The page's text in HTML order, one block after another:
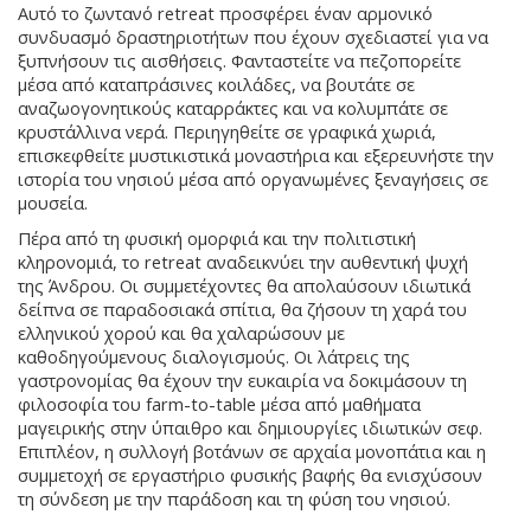
Αυτό το ζωντανό retreat προσφέρει έναν αρμονικό
συνδυασμό δραστηριοτήτων που έχουν σχεδιαστεί για να
ξυπνήσουν τις αισθήσεις. Φανταστείτε να πεζοπορείτε
μέσα από καταπράσινες κοιλάδες, να βουτάτε σε
αναζωογονητικούς καταρράκτες και να κολυμπάτε σε
κρυστάλλινα νερά. Περιηγηθείτε σε γραφικά χωριά,
επισκεφθείτε μυστικιστικά μοναστήρια και εξερευνήστε την
ιστορία του νησιού μέσα από οργανωμένες ξεναγήσεις σε
μουσεία.
Πέρα από τη φυσική ομορφιά και την πολιτιστική
κληρονομιά, το retreat αναδεικνύει την αυθεντική ψυχή
της Άνδρου. Οι συμμετέχοντες θα απολαύσουν ιδιωτικά
δείπνα σε παραδοσιακά σπίτια, θα ζήσουν τη χαρά του
ελληνικού χορού και θα χαλαρώσουν με
καθοδηγούμενους διαλογισμούς. Οι λάτρεις της
γαστρονομίας θα έχουν την ευκαιρία να δοκιμάσουν τη
φιλοσοφία του farm-to-table μέσα από μαθήματα
μαγειρικής στην ύπαιθρο και δημιουργίες ιδιωτικών σεφ.
Επιπλέον, η συλλογή βοτάνων σε αρχαία μονοπάτια και η
συμμετοχή σε εργαστήριο φυσικής βαφής θα ενισχύσουν
τη σύνδεση με την παράδοση και τη φύση του νησιού.